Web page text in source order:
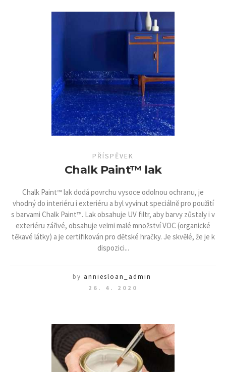
PŘÍSPĚVEK
Chalk Paint™ lak
Chalk Paint™ lak dodá povrchu vysoce odolnou ochranu, je
vhodný do interiéru i exteriéru a byl vyvinut speciálně pro použití
s barvami Chalk Paint™. Lak obsahuje UV filtr, aby barvy zůstaly i v
exteriéru zářivé, obsahuje velmi malé množství VOC (organické
těkavé látky) a je certifikován pro dětské hračky. Je skvělé, že je k
dispozici...
by anniesloan_admin
26. 4. 2020